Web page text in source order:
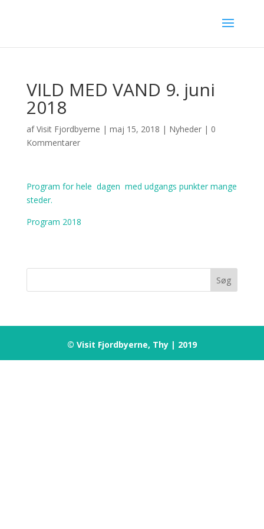
VILD MED VAND 9. juni
2018
afVisit Fjordbyerne | maj 15, 2018 | Nyheder| 0
Kommentarer
Program for hele dagen med udgangs punkter mange
steder.
Program 2018
© Visit Fjordbyerne, Thy | 2019